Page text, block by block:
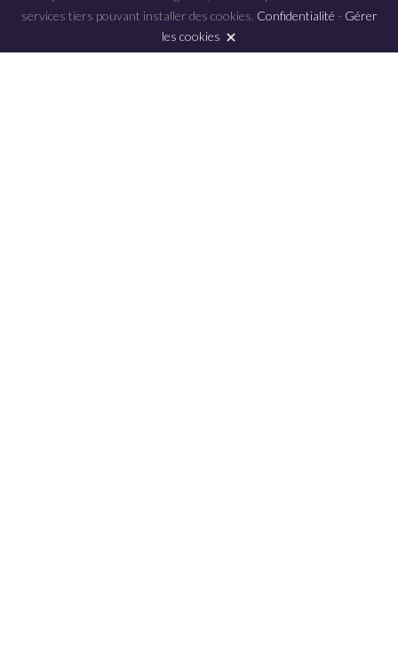
services tiers pouvant installer des cookies. Confidentialité - Gérer
les cookies